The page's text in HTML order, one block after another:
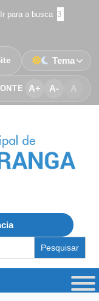
Ir para a busca 3
A+ A- A
Tema